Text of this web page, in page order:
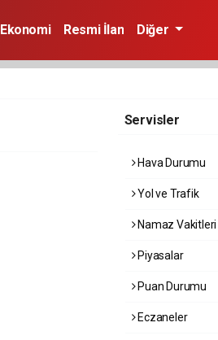
Ekonomi Resmi İlan Diğer
Servisler
Hava Durumu
Yol ve Trafik
Namaz Vakitleri
Piyasalar
Puan Durumu
Eczaneler